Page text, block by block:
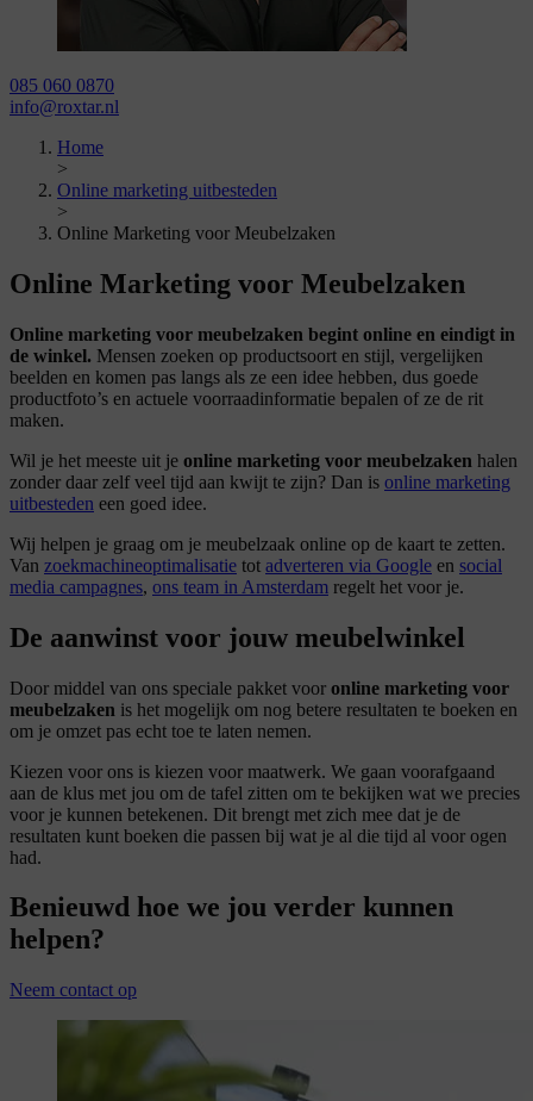
085 060 0870
info@roxtar.nl
Home
>
Online marketing uitbesteden
>
Online Marketing voor Meubelzaken
Online Marketing voor Meubelzaken
Online marketing voor meubelzaken begint online en eindigt in
de winkel. Mensen zoeken op productsoort en stijl, vergelijken
beelden en komen pas langs als ze een idee hebben, dus goede
productfoto’s en actuele voorraadinformatie bepalen of ze de rit
maken.
Wil je het meeste uit je online marketing voor meubelzaken halen
zonder daar zelf veel tijd aan kwijt te zijn? Dan is online marketing
uitbesteden een goed idee.
Wij helpen je graag om je meubelzaak online op de kaart te zetten.
Van zoekmachineoptimalisatie tot adverteren via Google en social
media campagnes, ons team in Amsterdam regelt het voor je.
De aanwinst voor jouw meubelwinkel
Door middel van ons speciale pakket voor online marketing voor
meubelzaken is het mogelijk om nog betere resultaten te boeken en
om je omzet pas echt toe te laten nemen.
Kiezen voor ons is kiezen voor maatwerk. We gaan voorafgaand
aan de klus met jou om de tafel zitten om te bekijken wat we precies
voor je kunnen betekenen. Dit brengt met zich mee dat je de
resultaten kunt boeken die passen bij wat je al die tijd al voor ogen
had.
Benieuwd hoe we jou verder kunnen
helpen?
Neem contact op